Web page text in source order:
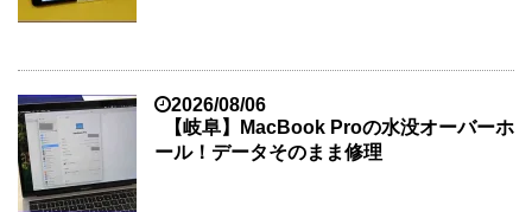
2026/08/06
【岐阜】MacBook Proの水没オーバーホ
ール！データそのまま修理